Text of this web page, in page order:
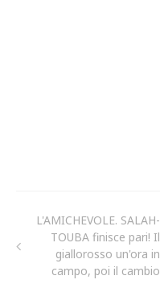
L'AMICHEVOLE. SALAH-
TOUBA finisce pari! Il
giallorosso un'ora in
campo, poi il cambio